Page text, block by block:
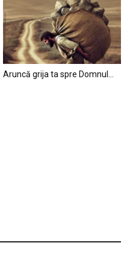
Aruncă grija ta spre Domnul…